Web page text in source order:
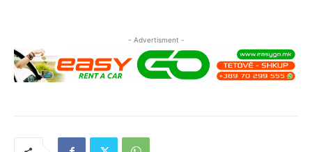
- Advertisment -